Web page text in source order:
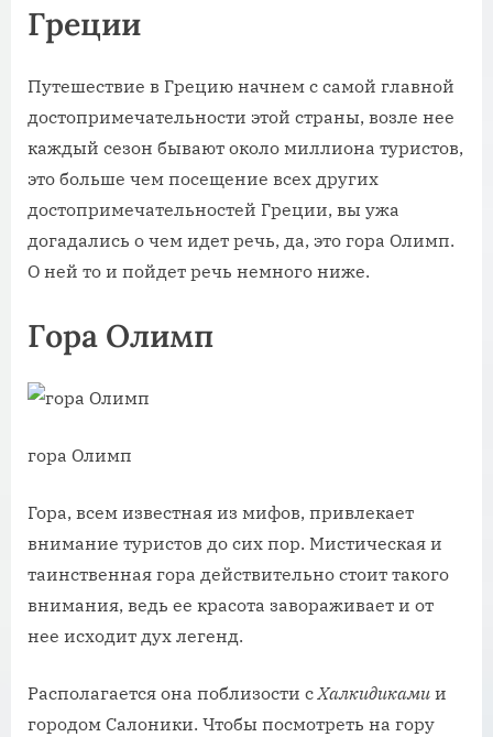
Греции
Путешествие в Грецию начнем с самой главной
достопримечательности этой страны, возле нее
каждый сезон бывают около миллиона туристов,
это больше чем посещение всех других
достопримечательностей Греции, вы ужа
догадались о чем идет речь, да, это гора Олимп.
О ней то и пойдет речь немного ниже.
Гора Олимп
гора Олимп
Гора, всем известная из мифов, привлекает
внимание туристов до сих пор. Мистическая и
таинственная гора действительно стоит такого
внимания, ведь ее красота завораживает и от
нее исходит дух легенд.
Располагается она поблизости с Халкидиками и
городом Салоники. Чтобы посмотреть на гору